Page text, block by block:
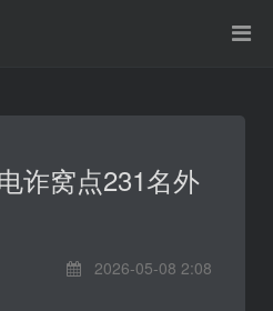
诈窝点231名外
2026-05-08 2:08